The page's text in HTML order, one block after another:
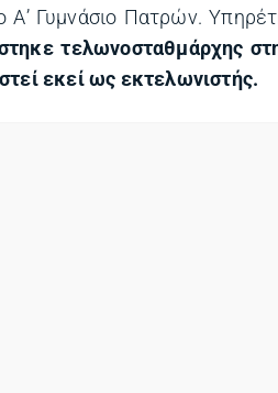
Γυμνάσιο Πατρών.
τελωνοσταθμάρχης
εκεί ως εκτελωνιστής.